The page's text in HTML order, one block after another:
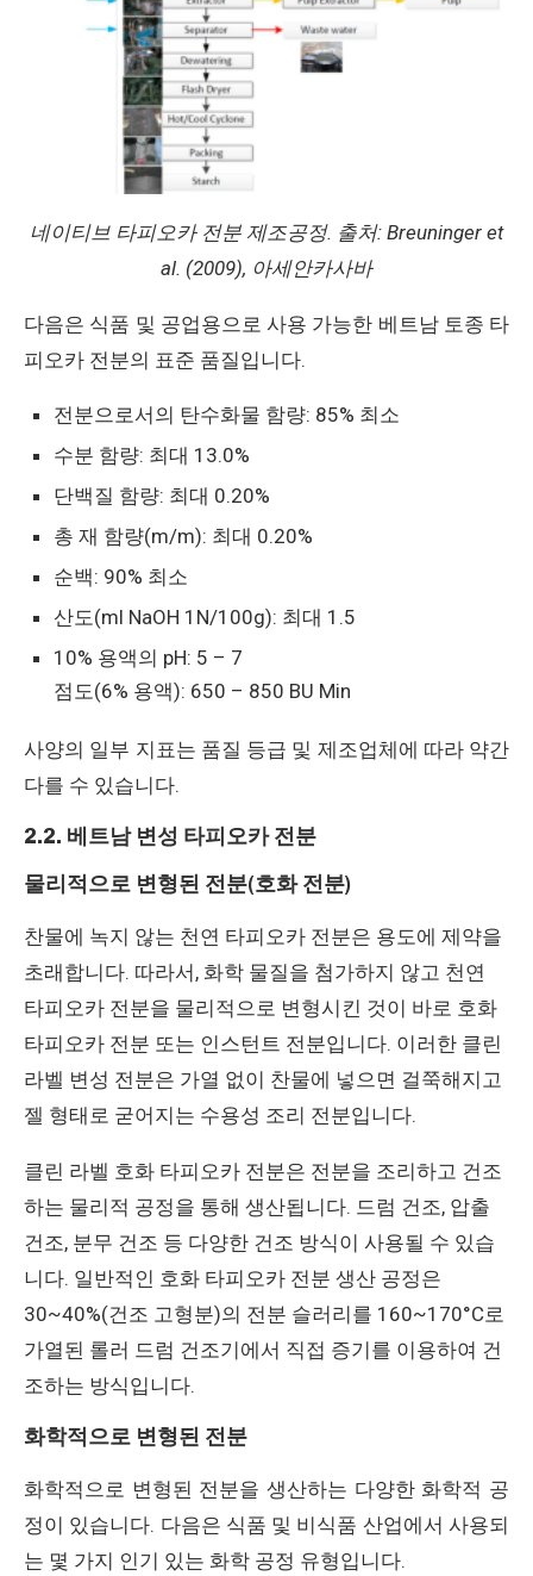
네이티브 타피오카 전분 제조공정. 출처: Breuninger et
al. (2009), 아세안카사바
다음은 식품 및 공업용으로 사용 가능한 베트남 토종 타
피오카 전분의 표준 품질입니다.
전분으로서의 탄수화물 함량: 85% 최소
수분 함량: 최대 13.0%
단백질 함량: 최대 0.20%
총 재 함량(m/m): 최대 0.20%
순백: 90% 최소
산도(ml NaOH 1N/100g): 최대 1.5
10% 용액의 pH: 5 – 7
점도(6% 용액): 650 – 850 BU Min
사양의 일부 지표는 품질 등급 및 제조업체에 따라 약간
다를 수 있습니다.
2.2. 베트남 변성 타피오카 전분
물리적으로 변형된 전분(호화 전분)
찬물에 녹지 않는 천연 타피오카 전분은 용도에 제약을
초래합니다. 따라서, 화학 물질을 첨가하지 않고 천연
타피오카 전분을 물리적으로 변형시킨 것이 바로 호화
타피오카 전분 또는 인스턴트 전분입니다. 이러한 클린
라벨 변성 전분은 가열 없이 찬물에 넣으면 걸쭉해지고
젤 형태로 굳어지는 수용성 조리 전분입니다.
클린 라벨 호화 타피오카 전분은 전분을 조리하고 건조
하는 물리적 공정을 통해 생산됩니다. 드럼 건조, 압출
건조, 분무 건조 등 다양한 건조 방식이 사용될 수 있습
니다. 일반적인 호화 타피오카 전분 생산 공정은
30~40%(건조 고형분)의 전분 슬러리를 160~170°C로
가열된 롤러 드럼 건조기에서 직접 증기를 이용하여 건
조하는 방식입니다.
화학적으로 변형된 전분
화학적으로 변형된 전분을 생산하는 다양한 화학적 공
정이 있습니다. 다음은 식품 및 비식품 산업에서 사용되
는 몇 가지 인기 있는 화학 공정 유형입니다.